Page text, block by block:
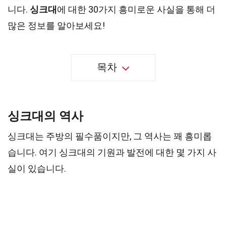
니다. 싱크대 에 대한 30가지 흥미로운 사실을 통해 더
많은 정보를 알아보세요!
목차
싱크대의 역사
싱크대는 주방의 필수품이지만, 그 역사는 꽤 흥미롭
습니다. 여기 싱크대의 기원과 발전에 대한 몇 가지 사
실이 있습니다.